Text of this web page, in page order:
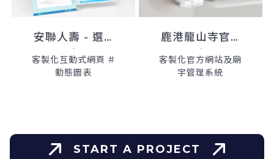
安聯人壽 - 選基金WPD
客製化互動式網頁 #
動態圖表
鹿港龍山寺官方網站
客製化官方網站及廟
宇管理系統
START A PROJECT